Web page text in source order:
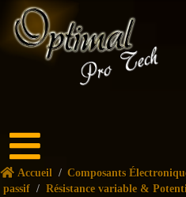
Accueil
Boutique
Accueil / Composants
passif / Résistance variable &